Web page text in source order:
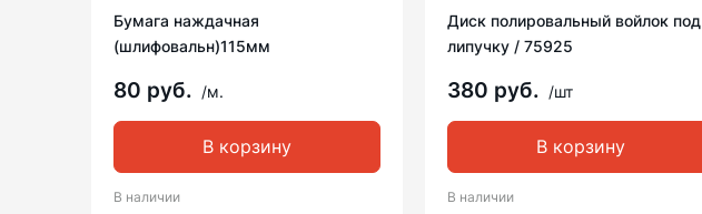
Бумага наждачная
(шлифовальн)115мм
80 руб. /м.
В корзину
В наличии
Диск полировальный войлок под
липучку / 75925
380 руб. /шт
В корзину
В наличии